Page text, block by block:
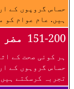
حساس گروپوں کے
ہیں. عام عوام کو
151-200 مضر
ہر کوئی صحت کے
حساس گروہوں کے
تجربہ کرسکتے ہیں